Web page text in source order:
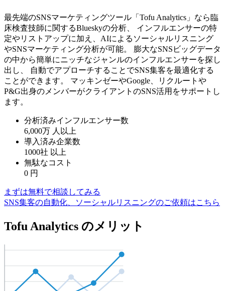
最先端のSNSマーケティングツール「Tofu Analytics」なら臨
床検査技師に関するBlueskyの分析、 インフルエンサーの特
定やリストアップに加え、AIによるソーシャルリスニング
やSNSマーケティング分析が可能。 膨大なSNSビッグデータ
の中から簡単にニッチなジャンルのインフルエンサーを探し
出し、 自動でアプローチすることでSNS集客を最適化する
ことができます。 マッキンゼーやGoogle、リクルートや
P&G出身のメンバーがクライアントのSNS活用をサポートし
ます。
分析済みインフルエンサー数
6,000万 人以上
導入済み企業数
1000社 以上
無駄なコスト
0 円
まずは無料で相談してみる
SNS集客の自動化、ソーシャルリスニングのご依頼はこちら
Tofu Analytics のメリット